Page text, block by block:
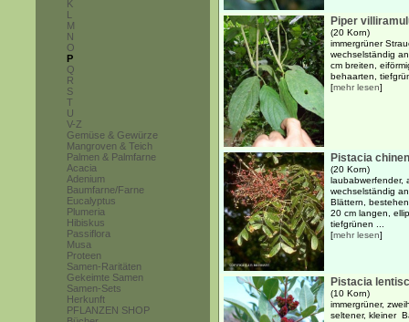
K
L
M
N
O
P
Q
R
S
T
U
V-Z
Gemüse & Gewürze
Mangroven & Teich
Palmen & Palmfarne
Acacia
Adenium
Baumfarne/Farne
Eucalyptus
Plumeria
Hibiskus
Passiflora
Musa
Proteen
Samen-Raritäten
Gekeimte Samen
Samen-Sets
Herkunft
PFLANZEN SHOP
Piper
(20 Korn)
immergrüner
wechselständig
cm breiten,
behaarten,
[mehr lesen]
Pistacia
(20 Korn)
laubabwerfender,
wechselständig
Blättern,
20 cm langen,
tiefgrünen ...
[mehr lesen]
Pistacia
(10 Korn)
immergrüner,
seltener, kleiner